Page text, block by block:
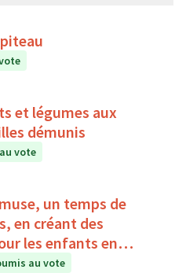
et légumes aux
démunis
vote
un temps de
en créant des
les enfants en
au vote